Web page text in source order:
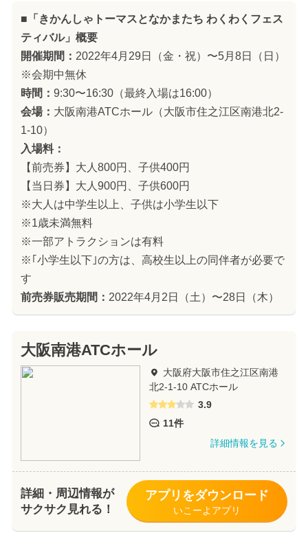
■「きかんしゃトーマスとなかまたち わくわくフェス
ティバル」概要
開催期間： 2022年4月29日（金・祝）〜5月8日（日）
※会期中無休
時間： 9:30〜16:30（最終入場は16:00）
会場： 大阪南港ATCホール（大阪市住之江区南港北2-
1-10）
入場料：
【前売券】大人800円、子供400円
【当日券】大人900円、子供600円
※大人は中学生以上、子供は小学生以下
※1歳未満無料
※一部アトラクションは有料
※｢小学生以下｣の方は、高校生以上の同伴者が必要で
す
前売券販売期間： 2022年4月2日（土）〜28日（木）
大阪南港ATCホール
大阪府大阪市住之江区南港
北2-1-10 ATCホール
3.9
11件
詳細情報を見る
詳細・周辺情報が
サクサク見れる！
アプリをダウンロード
いこーよアプリ